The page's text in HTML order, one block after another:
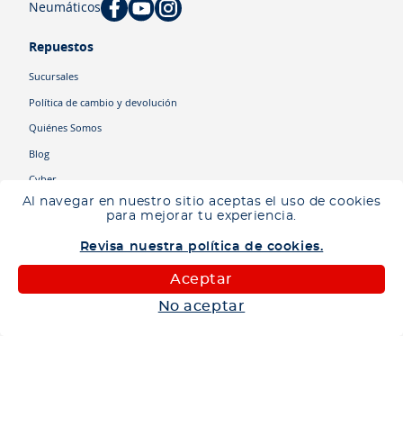
Al navegar en nuestro sitio aceptas el uso de cookies
para mejorar tu experiencia.
Revisa nuestra política de cookies.
Aceptar
No aceptar
Neumáticos
Repuestos
Sucursales
Política de cambio y devolución
Quiénes Somos
Blog
Cyber